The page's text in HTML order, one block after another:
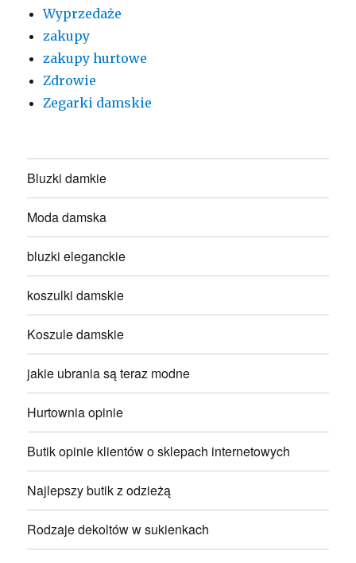
Wyprzedaże
zakupy
zakupy hurtowe
Zdrowie
Zegarki damskie
Bluzki damkie
Moda damska
bluzki eleganckie
koszulki damskie
Koszule damskie
jakie ubrania są teraz modne
Hurtownia opinie
Butik opinie klientów o sklepach internetowych
Najlepszy butik z odzieżą
Rodzaje dekoltów w sukienkach